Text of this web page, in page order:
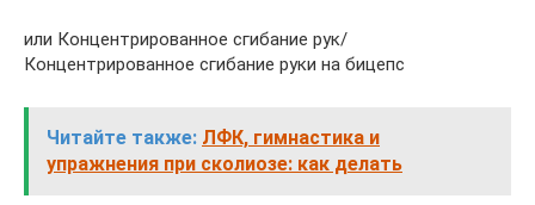
или Концентрированное сгибание рук/
Концентрированное сгибание руки на бицепс
Читайте также: ЛФК, гимнастика и
упражнения при сколиозе: как делать